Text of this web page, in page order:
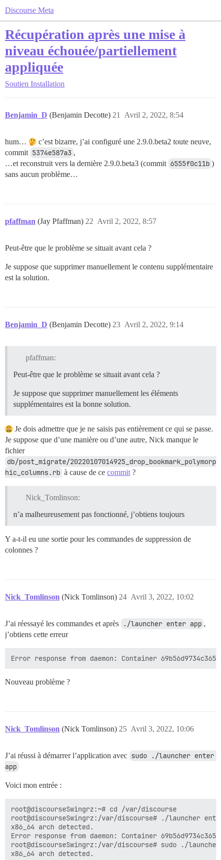
Discourse Meta
Récupération après une mise à
niveau échouée/partiellement
appliquée
Soutien Installation
Benjamin_D (Benjamin Decotte) Avril 2, 2022, 8:54
21
hum…
c’est bizarre, j’ai configuré une 2.9.0.beta2 toute neuve,
commit 5374e587a3 ,
…et reconstruit vers la dernière 2.9.0.beta3 (commit 6555f0c11b )
sans aucun problème…
pfaffman (Jay Pfaffman) Avril 2, 2022, 8:57
22
Peut-être que le problème se situait avant cela ?
Je suppose que supprimer manuellement le contenu supplémentaire
est la solution.
Benjamin_D (Benjamin Decotte) Avril 2, 2022, 9:14
23
pfaffman:
Peut-être que le problème se situait avant cela ?
Je suppose que supprimer manuellement les éléments
supplémentaires est la bonne solution.
Je dois admettre que je ne saisis pas entièrement ce qui se passe.
Je suppose que d’une manière ou d’une autre, Nick manque le
fichier
db/post_migrate/20220107014925_drop_bookmark_polymorp
hic_columns.rb à cause de ce commit ?
Nick_Tomlinson:
n’a malheureusement pas fonctionné, j’obtiens toujours
Y a-t-il eu une sortie pour les commandes de suppression de
colonnes ?
Nick_Tomlinson (Nick Tomlinson) Avril 3, 2022, 10:02
24
J’ai réessayé les commandes et après ./launcher enter app ,
j’obtiens cette erreur
Nouveau problème ?
Nick_Tomlinson (Nick Tomlinson) Avril 3, 2022, 10:06
25
J’ai réussi à démarrer l’application avec sudo ./launcher enter
app
Voici mon entrée :
root@discourseSwingrz:~# cd /var/discourse
root@discourseSwingrz:/var/discourse# ./launcher
x86_64 arch detected.
Error response from daemon: Container
root@discourseSwingrz:/var/discourse# sudo ./
x86_64 arch detected.